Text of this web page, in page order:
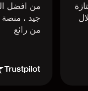
من افضل
جيد ،
من رائع